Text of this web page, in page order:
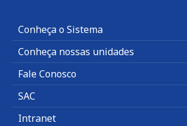
Conheça o Sistema
Conheça nossas unidades
Fale Conosco
SAC
Intranet